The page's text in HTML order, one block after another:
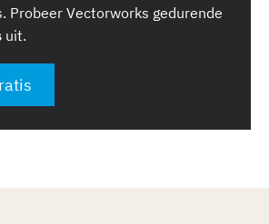
Probeer Vectorworks gedurende
uit.